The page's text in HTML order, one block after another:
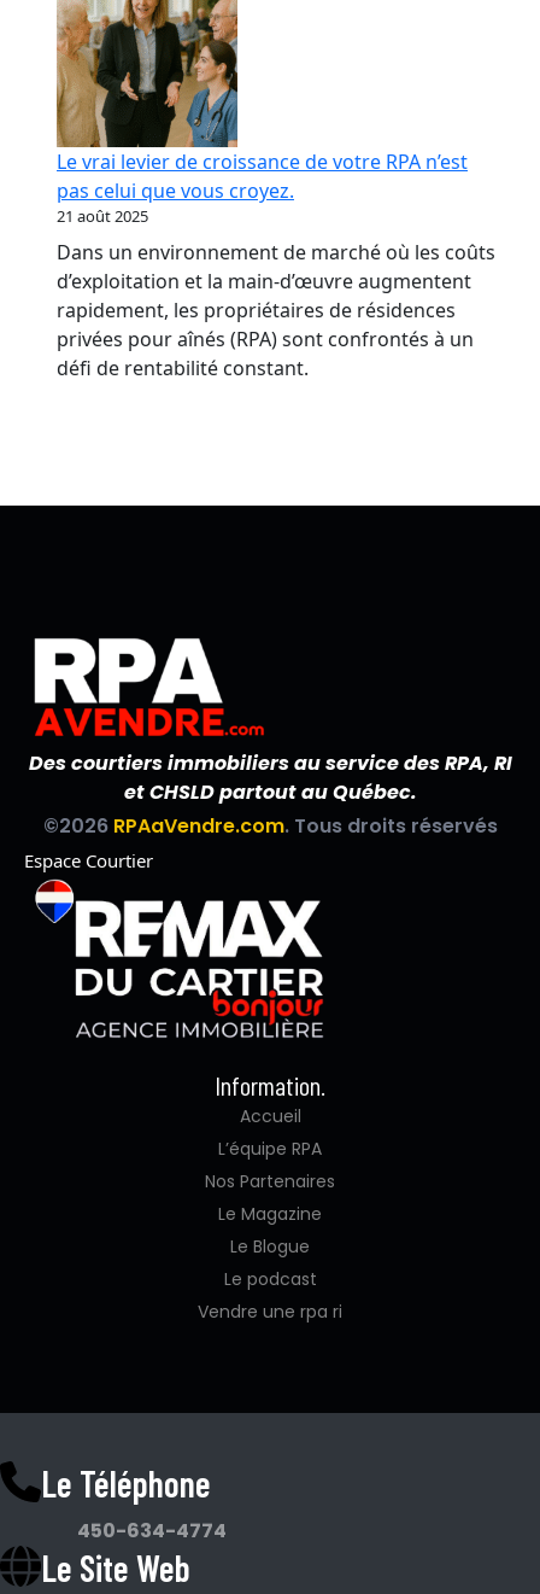
Le vrai levier de croissance de votre RPA n’est
pas celui que vous croyez.
21 août 2025
Dans un environnement de marché où les coûts
d’exploitation et la main-d’œuvre augmentent
rapidement, les propriétaires de résidences
privées pour aînés (RPA) sont confrontés à un
défi de rentabilité constant.
Des courtiers immobiliers au service des RPA, RI
et CHSLD partout au Québec.
©2026 RPAaVendre.com. Tous droits réservés
Espace Courtier
Information.
Accueil
L’équipe RPA
Nos Partenaires
Le Magazine
Le Blogue
Le podcast
Vendre une rpa ri
Le Téléphone
450-634-4774
Le Site Web